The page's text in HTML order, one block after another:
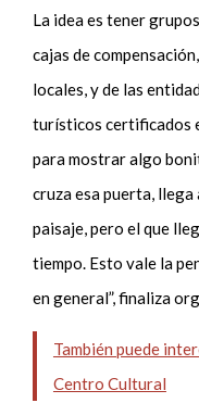
La idea es tener
cajas de
locales, y de las
turísticos certificados
para mostrar algo
cruza esa puerta,
paisaje, pero el que
tiempo. Esto vale la
en general”, finaliza
También puede
Centro Cultural